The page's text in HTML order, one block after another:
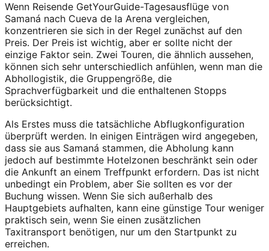
Wenn Reisende GetYourGuide-Tagesausflüge von
Samaná nach Cueva de la Arena vergleichen,
konzentrieren sie sich in der Regel zunächst auf den
Preis. Der Preis ist wichtig, aber er sollte nicht der
einzige Faktor sein. Zwei Touren, die ähnlich aussehen,
können sich sehr unterschiedlich anfühlen, wenn man die
Abhollogistik, die Gruppengröße, die
Sprachverfügbarkeit und die enthaltenen Stopps
berücksichtigt.
Als Erstes muss die tatsächliche Abflugkonfiguration
überprüft werden. In einigen Einträgen wird angegeben,
dass sie aus Samaná stammen, die Abholung kann
jedoch auf bestimmte Hotelzonen beschränkt sein oder
die Ankunft an einem Treffpunkt erfordern. Das ist nicht
unbedingt ein Problem, aber Sie sollten es vor der
Buchung wissen. Wenn Sie sich außerhalb des
Hauptgebiets aufhalten, kann eine günstige Tour weniger
praktisch sein, wenn Sie einen zusätzlichen
Taxitransport benötigen, nur um den Startpunkt zu
erreichen.